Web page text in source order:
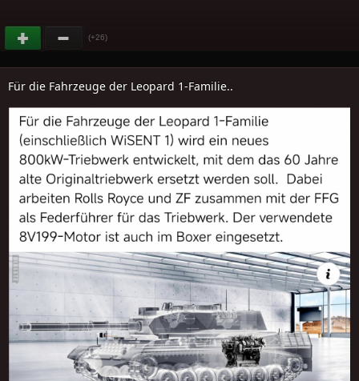
(+26)
Für die Fahrzeuge der Leopard 1-Familie..